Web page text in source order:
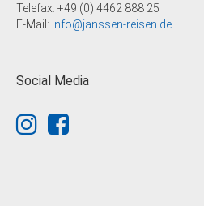
Telefax: +49 (0) 4462 888 25
E-Mail: info@janssen-reisen.de
Social Media